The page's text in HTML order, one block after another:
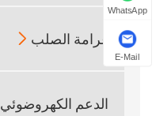
غرامة الصلب 
الدعم الكهروضوئي
WhatsApp
E-Mail